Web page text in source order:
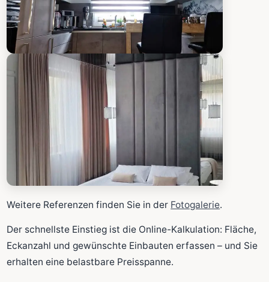
Weitere Referenzen finden Sie in der Fotogalerie.
Der schnellste Einstieg ist die Online-Kalkulation: Fläche,
Eckanzahl und gewünschte Einbauten erfassen – und Sie
erhalten eine belastbare Preisspanne.